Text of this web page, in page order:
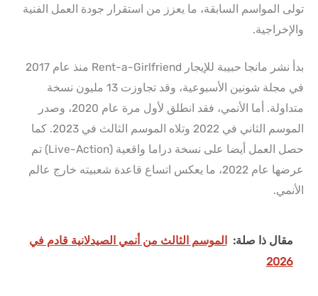
تولى المواسم السابقة، ما يعزز من استقرار جودة العمل الفنية
والإخراجية.
بدأ نشر مانجا حبيبة للإيجار Rent-a-Girlfriend منذ عام 2017
في مجلة شونين الأسبوعية، وقد تجاوزت 13 مليون نسخة
متداولة. أما الأنمي، فقد انطلق لأول مرة عام 2020، وصدر
الموسم الثاني في 2022 وتلاه الموسم الثالث في 2023. كما
حصل العمل أيضا على نسخة دراما واقعية (Live-Action) تم
عرضها عام 2022، ما يعكس اتساع قاعدة شعبيته خارج عالم
الأنمي.
مقال ذا صلة: الموسم الثالث من أنمي الصيدلانية قادم في
2026